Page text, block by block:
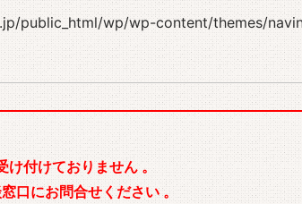
public_html/wp/wp-content/themes/
け付けておりません 。
口にお問合せください 。